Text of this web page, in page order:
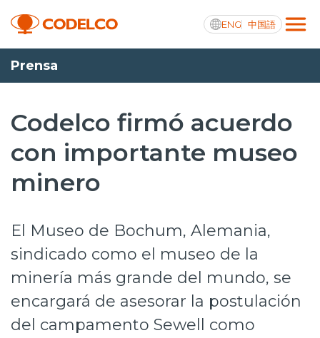
ENG 中国語
Transparencia activa
Nosotros
Operaciones
Sustentabilidad
Innovación
Inversionistas
Prensa
Codelco firmó acuerdo
con importante museo
minero
El Museo de Bochum, Alemania,
sindicado como el museo de la
minería más grande del mundo, se
encargará de asesorar la postulación
del campamento Sewell como